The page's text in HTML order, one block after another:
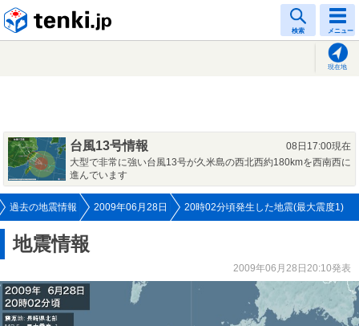
検索 メニュー
現在地
台風13号情報
08日17:00現在
大型で非常に強い台風13号が久米島の西北西約180kmを西南西に
進んでいます
過去の地震情報 2009年06月28日 20時02分頃発生した地震(最大震度1)
地震情報
2009年06月28日20:10発表